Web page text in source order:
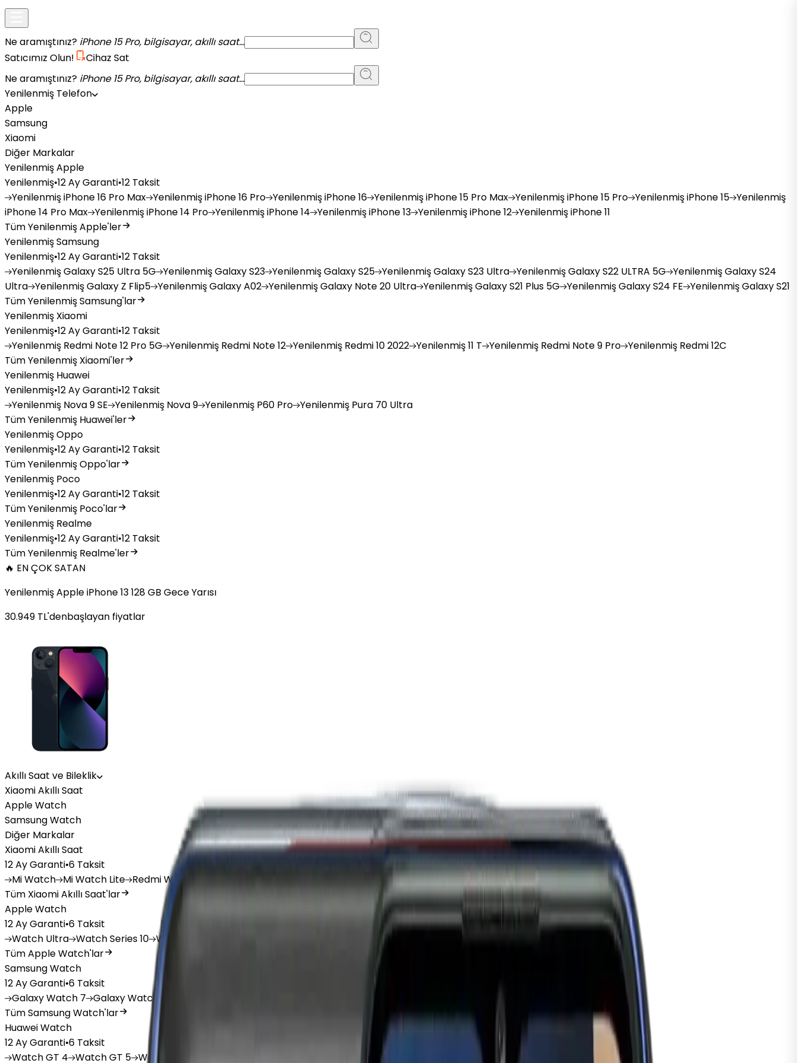
Ne aramıştınız? iPhone 15 Pro, bilgisayar, akıllı saat...
Satıcımız Olun!
Cihaz Sat
Ne aramıştınız? iPhone 15 Pro, bilgisayar, akıllı saat...
Yenilenmiş Telefon
Apple
Samsung
Xiaomi
Diğer Markalar
Yenilenmiş Apple
Yenilenmiş•12 Ay Garanti•12 Taksit
YenilenmişiPhone 16 Pro Max YenilenmişiPhone 16 Pro YenilenmişiPhone 16 YenilenmişiPhone 15 Pro Max YenilenmişiPhone 15 Pro YenilenmişiPhone 15 Yenilenmiş
iPhone 14 Pro Max YenilenmişiPhone 14 Pro YenilenmişiPhone 14 YenilenmişiPhone 13 YenilenmişiPhone 12 YenilenmişiPhone 11
Tüm Yenilenmiş Apple'ler
Yenilenmiş Samsung
Yenilenmiş•12 Ay Garanti•12 Taksit
YenilenmişGalaxy S25 Ultra 5G YenilenmişGalaxy S23 YenilenmişGalaxy S25 YenilenmişGalaxy S23 Ultra YenilenmişGalaxy S22 ULTRA 5G YenilenmişGalaxy S24
Ultra YenilenmişGalaxy Z Flip5 YenilenmişGalaxy A02 YenilenmişGalaxy Note 20 Ultra YenilenmişGalaxy S21 Plus 5G YenilenmişGalaxy S24 FE YenilenmişGalaxy S21
Tüm Yenilenmiş Samsung'lar
Yenilenmiş Xiaomi
Yenilenmiş•12 Ay Garanti•12 Taksit
Yenilenmiş Redmi Note 12 Pro 5G Yenilenmiş Redmi Note 12 Yenilenmiş Redmi 10 2022 Yenilenmiş11 T Yenilenmiş Redmi Note 9 Pro Yenilenmiş Redmi 12C
Tüm Yenilenmiş Xiaomi'ler
Yenilenmiş Huawei
Yenilenmiş•12 Ay Garanti•12 Taksit
Yenilenmiş Nova 9 SE Yenilenmiş Nova 9 Yenilenmiş P60 Pro Yenilenmiş Pura 70 Ultra
Tüm Yenilenmiş Huawei'ler
Yenilenmiş Oppo
Yenilenmiş•12 Ay Garanti•12 Taksit
Tüm Yenilenmiş Oppo'lar
Yenilenmiş Poco
Yenilenmiş•12 Ay Garanti•12 Taksit
Tüm Yenilenmiş Poco'lar
Yenilenmiş Realme
Yenilenmiş•12 Ay Garanti•12 Taksit
Tüm Yenilenmiş Realme'ler
🔥 EN ÇOK SATAN
Yenilenmiş Apple iPhone 13 128 GB Gece Yarısı
30.949 TL'denbaşlayan fiyatlar
Akıllı Saat ve Bileklik
Xiaomi Akıllı Saat
Apple Watch
Samsung Watch
Diğer Markalar
Xiaomi Akıllı Saat
12 Ay Garanti•6 Taksit
MiWatch MiWatch Lite RedmiWatch 3 Active Redmi
Watch 5 Active
Tüm Xiaomi Akıllı Saat'lar
Apple Watch
12 Ay Garanti•6 Taksit
Watch Ultra WatchSeries 10 Watch Watch Watch Series 6
Tüm Apple Watch'lar
Samsung Watch
12 Ay Garanti•6 Taksit
GalaxyWatch 7 GalaxyWatch Ultra
Tüm Samsung Watch'lar
Huawei Watch
12 Ay Garanti•6 Taksit
WatchGT 4 WatchGT 5 Watch Watch GT3 Pro